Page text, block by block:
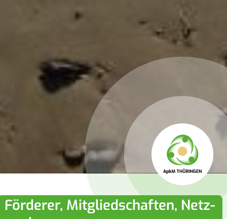
För­de­rer, Mit­glied­schaf­ten, Netz­